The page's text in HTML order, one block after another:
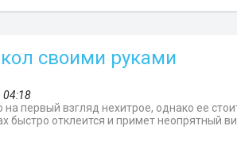
своими руками
04:18
на первый взгляд нехитрое, однако ее
быстро отклеится и примет неопрятный